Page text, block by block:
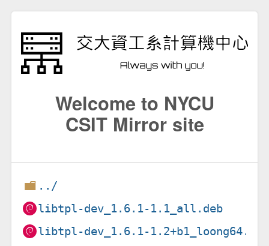
Welcome to NYCU
CSIT Mirror site
../
libtpl-dev_1.6.1-1.1_all.deb
libtpl-dev_1.6.1-1.2+b1_loong64.deb